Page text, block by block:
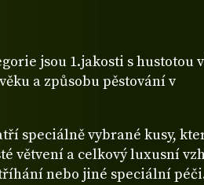
jsou 1.jakosti s hustotou
a způsobu pěstování v
speciálně vybrané kusy,
větvení a celkový luxusní
nebo jiné speciální